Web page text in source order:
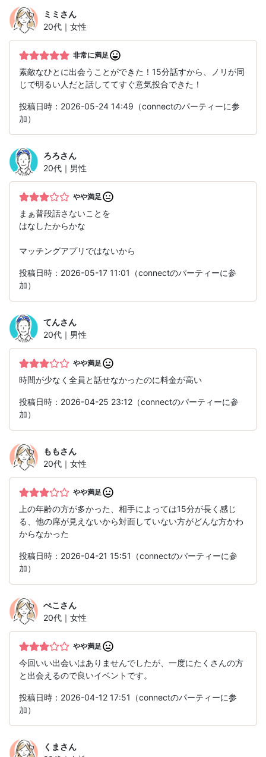
ミミ さん
20代｜女性
非常に満足
素敵なひとに出会うことができた！15分話すから、ノリが同
じで明るい人だと話しててすぐ意気投合できた！
投稿日時：2026-05-24 14:49（connectのパーティーに参
加）
ろろさん
20代｜男性
やや満足
まぁ普段話さないことを
はなしたからかな
マッチングアプリではないから
投稿日時：2026-05-17 11:01（connectのパーティーに参
加）
てんさん
20代｜男性
やや満足
時間が少なく全員と話せなかったのに料金が高い
投稿日時：2026-04-25 23:12（connectのパーティーに参
加）
ももさん
20代｜女性
やや満足
上の年齢の方が多かった、相手によっては15分が長く感じ
る、他の席が見えないから対面していない方がどんな方かわ
からなかった
投稿日時：2026-04-21 15:51（connectのパーティーに参
加）
ぺこ さん
20代｜女性
やや満足
今回いい出会いはありませんでしたが、一度にたくさんの方
と出会えるので良いイベントです。
投稿日時：2026-04-12 17:51（connectのパーティーに参
加）
くま さん